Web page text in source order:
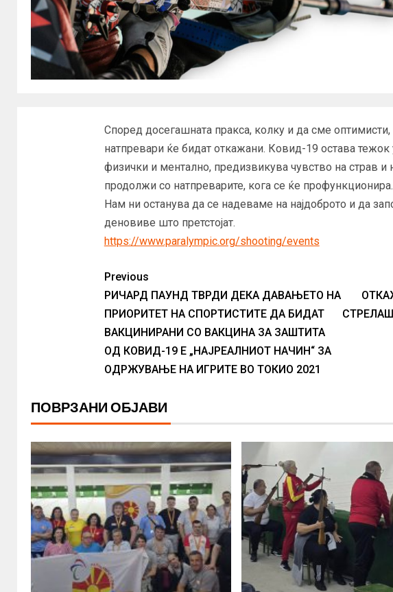
Според досегашната пракса, колку и да сме оптимисти,
натпревари ќе бидат откажани. Ковид-19 остава тежок
физички и ментално, предизвикува чувство на страв и
продолжи со натпреварите, кога се ќе профункционира.
Нам ни останува да се надеваме на најдоброто и да
деновиве што претстојат.
https://www.paralympic.org/shooting/events
Previous
РИЧАРД ПАУНД ТВРДИ ДЕКА ДАВАЊЕТО НА
ПРИОРИТЕТ НА СПОРТИСТИТЕ ДА БИДАТ
ВАКЦИНИРАНИ СО ВАКЦИНА ЗА ЗАШТИТА
ОД КОВИД-19 Е „НАЈРЕАЛНИОТ НАЧИН“ ЗА
ОДРЖУВАЊЕ НА ИГРИТЕ ВО ТОКИО 2021
ПОВРЗАНИ ОБЈАВИ